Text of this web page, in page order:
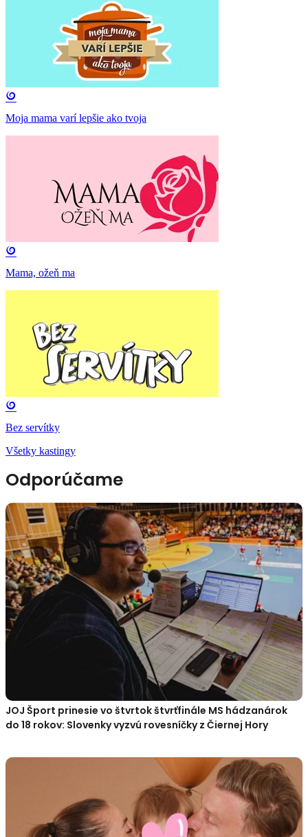
Moja mama varí lepšie ako tvoja
Mama, ožeň ma
Bez servítky
Všetky kastingy
Odporúčame
JOJ Šport prinesie vo štvrtok štvrťfinále MS hádzanárok
do 18 rokov: Slovenky vyzvú rovesníčky z Čiernej Hory